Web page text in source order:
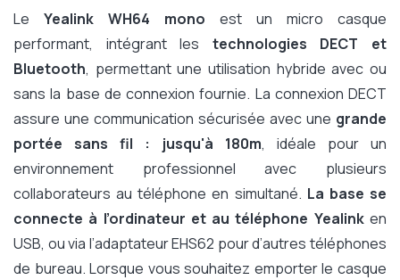
Le Yealink WH64 mono est un micro casque
performant, intégrant les technologies DECT et
Bluetooth, permettant une utilisation hybride avec ou
sans la base de connexion fournie. La connexion DECT
assure une communication sécurisée avec une grande
portée sans fil : jusqu'à 180m, idéale pour un
environnement professionnel avec plusieurs
collaborateurs au téléphone en simultané. La base se
connecte à l’ordinateur et au téléphone Yealinken
USB, ou via l’adaptateur EHS62 pour d’autres téléphones
de bureau. Lorsque vous souhaitez emporter le casque